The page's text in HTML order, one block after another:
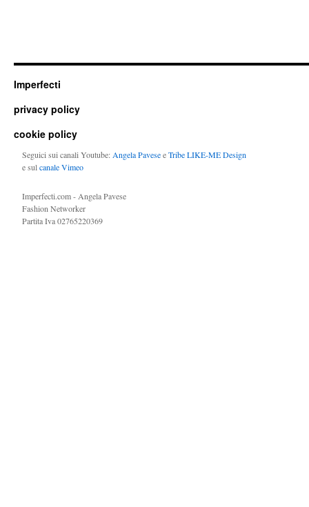
Imperfecti
privacy policy
cookie policy
Seguici sui canali Youtube: Angela PaveseeTribe LIKE-ME Design
e sulcanale Vimeo
Imperfecti.com - Angela Pavese
Fashion Networker
Partita Iva 02765220369